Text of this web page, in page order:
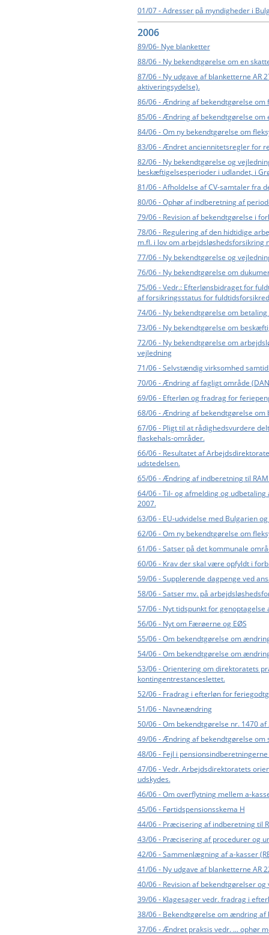
01/07 - Adresser på myndigheder i
2006
89/06- Nye blanketter
88/06 - Ny bekendtgørelse om en
87/06 - Ny udgave af blanketterne AR
aktiveringsydelse).
86/06 - Ændring af bekendtgørelse om
85/06 - Ændring af bekendtgørelse om
84/06 - Om ny bekendtgørelse om
83/06 - Ændret anciennitetsregler for
82/06 - Ny bekendtgørelse og
beskæftigelsesperioder i udlandet, i
81/06 - Afholdelse af CV-samtaler fra
80/06 - Ophør af indberetning af
79/06 - Revision af bekendtgørelse i
78/06 - Regulering af den hidtidige
m.fl. i lov om arbejdsløshedsforsikring
77/06 - Ny bekendtgørelse og
76/06 - Ny bekendtgørelse om
75/06 - Vedr.: Efterlønsbidraget for
af forsikringsstatus for
74/06 - Ny bekendtgørelse om
73/06 - Ny bekendtgørelse om
72/06 - Ny bekendtgørelse om
vejledning
71/06 - Selvstændig virksomhed
70/06 - Ændring af fagligt område
69/06 - Efterløn og fradrag for
68/06 - Ændring af bekendtgørelse om
67/06 - Pligt til at rådighedsvurdere
flaskehals-områder.
66/06 - Resultatet af
udstedelsen.
65/06 - Ændring af indberetning til
64/06 - Til- og afmelding og
2007.
63/06 - EU-udvidelse med Bulgarien
62/06 - Om ny bekendtgørelse om
61/06 - Satser på det kommunale
60/06 - Krav der skal være opfyldt i
59/06 - Supplerende dagpenge ved
58/06 - Satser mv. på
57/06 - Nyt tidspunkt for
56/06 - Nyt om Færøerne og EØS
55/06 - Om bekendtgørelse om
54/06 - Om bekendtgørelse om
53/06 - Orientering om direktoratets
kontingentrestanceslettet.
52/06 - Fradrag i efterløn for
51/06 - Navneændring
50/06 - Om bekendtgørelse nr. 1470
49/06 - Ændring af bekendtgørelse om
48/06 - Fejl i
47/06 - Vedr. Arbejdsdirektoratets
udskydes.
46/06 - Om overflytning mellem a-
45/06 - Førtidspensionsskema H
44/06 - Præcisering af indberetning til
43/06 - Præcisering af procedurer og
42/06 - Sammenlægning af a-kasser
41/06 - Ny udgave af blanketterne AR
40/06 - Revision af bekendtgørelser
39/06 - Klagesager vedr. fradrag i
38/06 - Bekendtgørelse om ændring
37/06 - Ændret praksis vedr. ... ophør